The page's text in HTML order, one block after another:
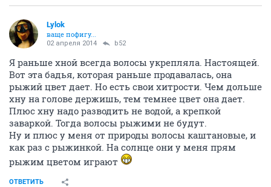
Lylok
ваще пофигу...
02 апреля 2014 b52
Я раньше хной всегда волосы укрепляла. Настоящей.
Вот эта бадья, которая раньше продавалась, она
рыжий цвет дает. Но есть свои хитрости. Чем дольше
хну на голове держишь, тем темнее цвет она дает.
Плюс хну надо разводить не водой, а крепкой
заваркой. Тогда волосы рыжими не будут.
Ну и плюс у меня от природы волосы каштановые, и
как раз с рыжинкой. На солнце они у меня прям
рыжим цветом играют
ОТВЕТИТЬ